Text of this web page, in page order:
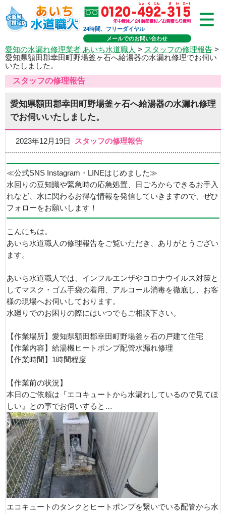
24時間、フリーダイヤル
メールでのお問い合わせ
愛知の水漏れ修理業者 あいち水道職人 > スタッフの修理報告 >
愛知県額田郡幸田町野場釜ヶ石へ給湯器の水漏れ修理でお伺い
いたしました。
スタッフの修理報告
愛知県額田郡幸田町野場釜ヶ石へ給湯器の水漏れ修理
でお伺いいたしました。
2023年12月19日 スタッフの修理報告
≪公式SNS Instagram・LINEはじめました≫
水回りの豆知識や緊急時の応急処置、日ごろからできるお手入
れなど、水に関わるお得な情報を発信していきますので、ぜひ
フォローをお願いします！
こんにちは。
あいち水道職人の修理報告をご覧いただき、ありがとうござい
ます。
あいち水道職人では、インフルエンザやコロナウイルス対策と
してマスク・ゴム手袋の着用、アルコール消毒を徹底し、お客
様の現場へお伺いしております。
水廻りでのお困りの際にはいつでもご相談下さい。
【作業場所】愛知県額田郡幸田町野場釜ヶ石の戸建て住宅
【作業内容】給湯機ヒートポンプ配管水漏れ修理
【作業時間】1時間程度
【作業前の状況】
本日のご依頼は『エコキュートから水漏れしているので見てほ
しい』との事でお伺いすると…
エコキュートのタンクとヒートポンプを繋いでいる配管から水